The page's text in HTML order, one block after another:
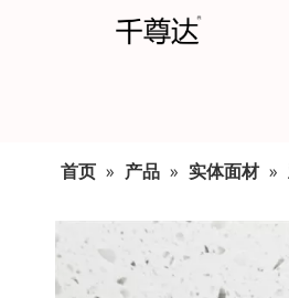
首页 » 产品 » 实体面材 »